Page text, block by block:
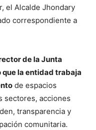
el Alcalde Jhondary
correspondiente a
de la Junta
la entidad trabaja
de espacios
sectores, acciones
transparencia y
comunitaria.